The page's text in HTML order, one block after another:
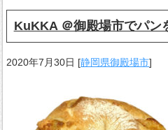
KuKKA ＠御殿場市でパン
2020年7月30日 [静岡県御殿場市]